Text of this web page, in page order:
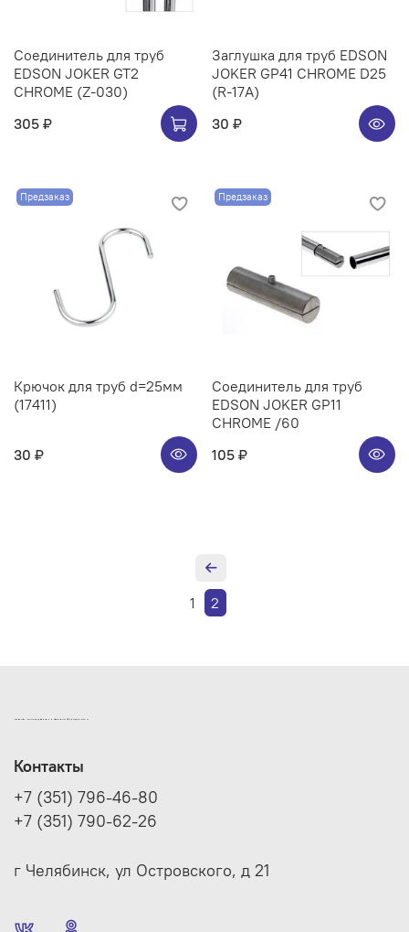
Соединитель для труб
EDSON JOKER GT2
CHROME (Z-030)
305 ₽
Заглушка для труб EDSON
JOKER GP41 CHROME D25
(R-17A)
30 ₽
Предзаказ
Крючок для труб d=25мм
(17411)
30 ₽
Предзаказ
Соединитель для труб
EDSON JOKER GP11
CHROME /60
105 ₽
1 2
ИНТЕРНЕТ-МАГАЗИН ДВЕРНОЙ И МЕБЕЛЬНОЙ ФУРНИТУРЫ САМ
Контакты
+7 (351) 796-46-80
+7 (351) 790-62-26
г Челябинск, ул Островского, д 21